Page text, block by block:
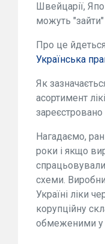
Швейцарії,
можуть "зайти"
Про це
Українська
Як
асортимент
Нагадаємо,
роки і якщо
схеми.
Україні ліки
корупційну
обмеженими у